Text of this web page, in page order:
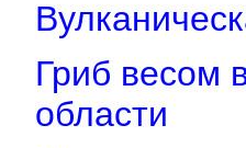
Гриб весом
области